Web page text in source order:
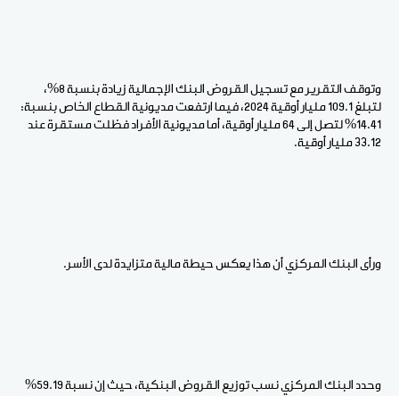
وتوقف التقرير مع تسجيل القروض البنك الإجمالية زيادة بنسبة 8%،
لتبلغ 109.1 مليار أوقية 2024، فيما ارتفعت مديونية القطاع الخاص بنسبة:
14.41% لتصل إلى 64 مليار أوقية، أما مديونية الأفراد فظلت مستقرة عند
33.12 مليار أوقية.
ورأى البنك المركزي أن هذا يعكس حيطة مالية متزايدة لدى الأسر.
وحدد البنك المركزي نسب توزيع القروض البنكية، حيث إن نسبة 59.19%